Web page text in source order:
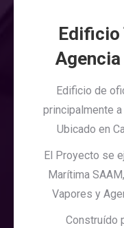
Edificio
Edificio de
principalmente
Ubicado en
El Proyecto se
Marítima
Vapores y
Construído